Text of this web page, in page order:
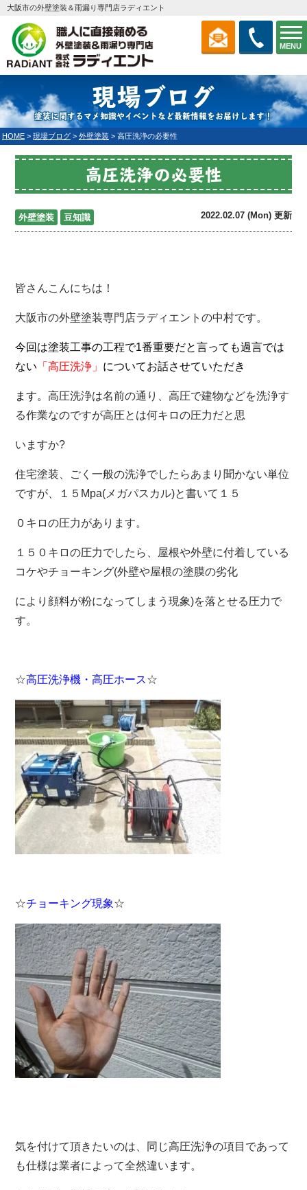
MENU
大阪市の外壁塗装＆雨漏り専門店ラディエント
現場ブログ
塗装に関するマメ知識やイベントなど最新情報をお届けします！
HOME > 現場ブログ > 外壁塗装 > 高圧洗浄の必要性
高圧洗浄の必要性
外壁塗装 豆知識 2022.02.07 (Mon) 更新
皆さんこんにちは！
大阪市の外壁塗装専門店ラディエントの中村です。
今回は塗装工事の工程で1番重要だと言っても過言では
ない 「高圧洗浄」 についてお話させていただき
ます。高圧洗浄は名前の通り、高圧で建物などを洗浄す
る作業なのですが高圧とは何キロの圧力だと思
いますか?
住宅塗装、ごく一般の洗浄でしたらあまり聞かない単位
ですが、１５Mpa(メガパスカル)と書いて１５
０キロの圧力があります。
１５０キロの圧力でしたら、屋根や外壁に付着している
コケやチョーキング(外壁や屋根の塗膜の劣化
により顔料が粉になってしまう現象)を落とせる圧力で
す。
☆高圧洗浄機・高圧ホース☆
☆チョーキング現象☆
気を付けて頂きたいのは、同じ高圧洗浄の項目であって
も仕様は業者によって全然違います。